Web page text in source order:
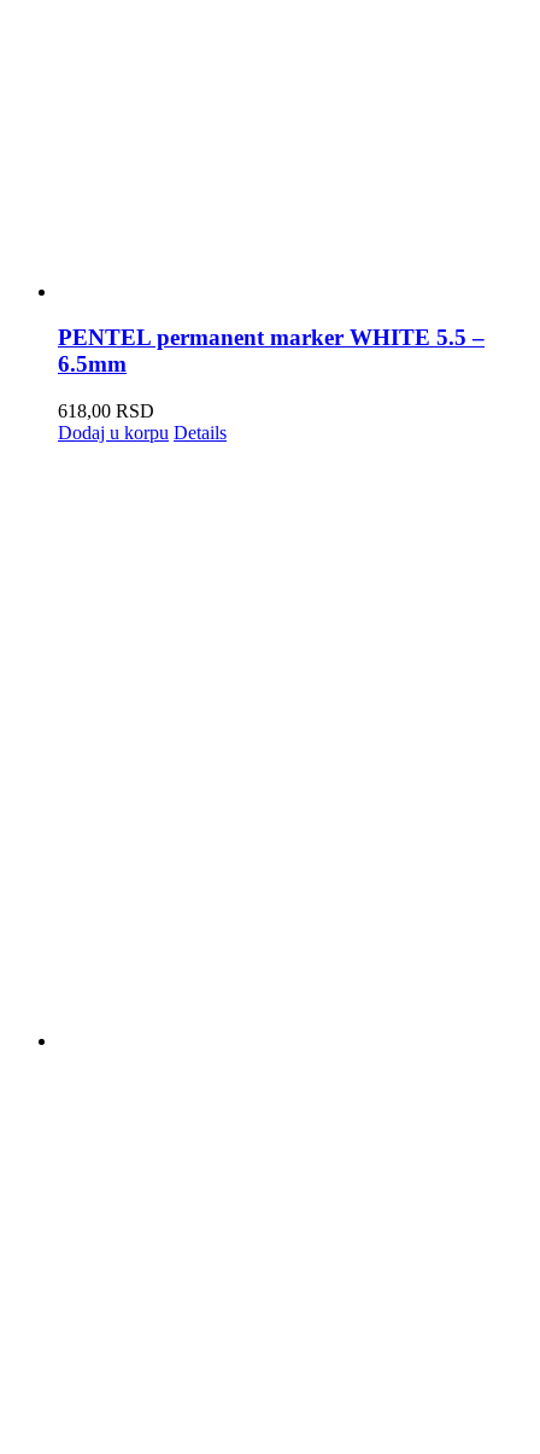
PENTEL permanent marker WHITE 5.5 –
6.5mm
618,00 RSD
Dodaj u korpu Details